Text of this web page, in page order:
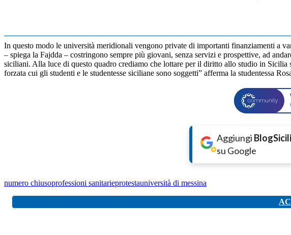
In questo modo le università meridionali vengono private di importanti finanziamenti a
– spiega la Fajdda – costringono sempre più giovani, senza servizi e prospettive, ad
siciliani. Alla luce di questo quadro crediamo che lottare per il diritto allo studio in
forzata cui gli studenti e le studentesse siciliane sono soggetti” afferma la studentessa
Aggiungi
su Google
numero chiusoprofessioni sanitarieprotestauniversità di messina